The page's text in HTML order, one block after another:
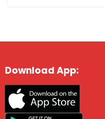
Download App: